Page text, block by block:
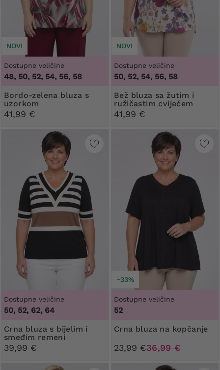
NOVI
Dostupne veličine
48, 50, 52, 54, 56, 58
Bordo-zelena bluza s
uzorkom
41,99 €
NOVI
Dostupne veličine
50, 52, 54, 56, 58
Bež bluza sa žutim i
ružičastim cvijećem
41,99 €
Dostupne veličine
50, 52, 62, 64
Crna bluza s bijelim i
smeđim remeni
39,99 €
−33%
Dostupne veličine
52
Crna bluza na kopčanje
23,99 €36,99 €